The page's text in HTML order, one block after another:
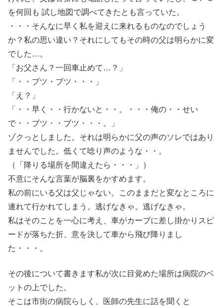
を何回も 試し地図で調べてきたとも言っていた。
・・・そんなに早く私を迎えに来れるものなのでしょう
か？私の思い違い？それにしてもその時の父は明らかに変
でした…。
「お父さん？一回車止めて…？」
「・・ブツ・ブツ・・・」
「え？」
「・・早く・・行かないと・・。・・・俺の・・せい
で・・ブツ・・ブツ・・・。」
ゾクっとしました。それは明らかに父の声のソレではあり
ませんでした。低くて唸り声のような・・。
（「降りる場所を間違えたら・・・」）
不意にそんな言葉が脳裏をかすめます。
私の前にいる父は父じゃない。このままだと変なところに
連れて行かれてしまう。逃げなきゃ。逃げなきゃ。
私はそのことを一心に考え、車がカーブに差し掛かりスピ
ードが落ちた折、意を決して車から飛び降りまし
た・・・。
その後について書きます私が次に目覚めた場所は病院のベ
ットの上でした。
そこは市街の病院らしく、医師の先生に話を聞くと